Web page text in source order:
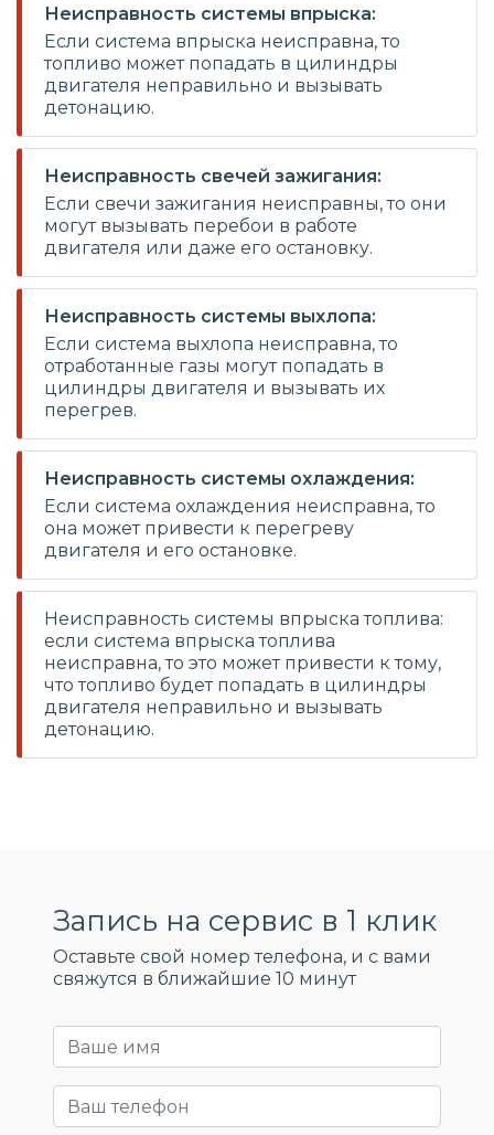
Неисправность системы впрыска:
Если система впрыска неисправна, то
топливо может попадать в цилиндры
двигателя неправильно и вызывать
детонацию.
Неисправность свечей зажигания:
Если свечи зажигания неисправны, то они
могут вызывать перебои в работе
двигателя или даже его остановку.
Неисправность системы выхлопа:
Если система выхлопа неисправна, то
отработанные газы могут попадать в
цилиндры двигателя и вызывать их
перегрев.
Неисправность системы охлаждения:
Если система охлаждения неисправна, то
она может привести к перегреву
двигателя и его остановке.
Неисправность системы впрыска топлива:
если система впрыска топлива
неисправна, то это может привести к тому,
что топливо будет попадать в цилиндры
двигателя неправильно и вызывать
детонацию.
Запись на сервис в 1 клик
Оставьте свой номер телефона, и c вами
свяжутся в ближайшие 10 минут